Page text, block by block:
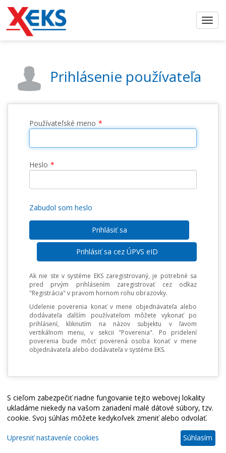
Prihlásenie používateľa
Používateľské meno
Heslo
Zabudol som heslo
Prihlásiť sa cez ÚPVS eID
Ak nie ste v systéme EKS zaregistrovaný, je potrebné sa
pred prvým prihlásením zaregistrovať cez odkaz
"Registrácia" v pravom hornom rohu obrazovky.
Udelenie poverenia konať v mene objednávateľa alebo
dodávateľa ďalším používateľom môžete vykonať po
prihlásení, kliknutím na názov subjektu v ľavom
vertikálnom menu, v sekcii "Poverenia". Po pridelení
poverenia bude môcť poverená osoba konať v mene
objednávateľa alebo dodávateľa v systéme EKS.
S cieľom zabezpečiť riadne fungovanie tejto webovej lokality
ukladáme niekedy na vašom zariadení malé dátové súbory, tzv.
cookie. Svoj súhlas môžete kedykoľvek zmeniť alebo odvolať.
Upresniť nastaveníe cookies Súhlasím